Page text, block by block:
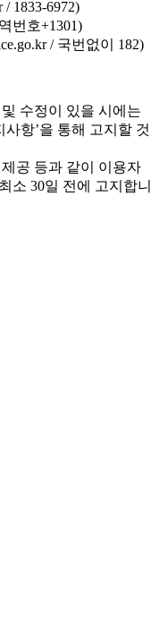
1833-6972)
번호+1301)
/ 국번없이 182)
수정이 있을 시에는
항’을 통해 고지할 것
공 등과 같이 이용자
소 30일 전에 고지합니